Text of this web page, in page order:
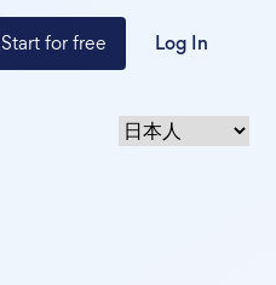
Start for free Log In